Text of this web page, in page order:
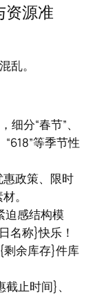
资源准
乱。
分“春节”、
“618”等季节性
政策、限时
。
迫感结构模
名称}快乐！
余库存}件库
止时间}、